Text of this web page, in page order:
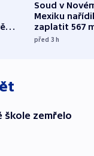
Soud v
Mexiku
zaplatit 567
dolarů kvůli
před 3h
škole zemřelo